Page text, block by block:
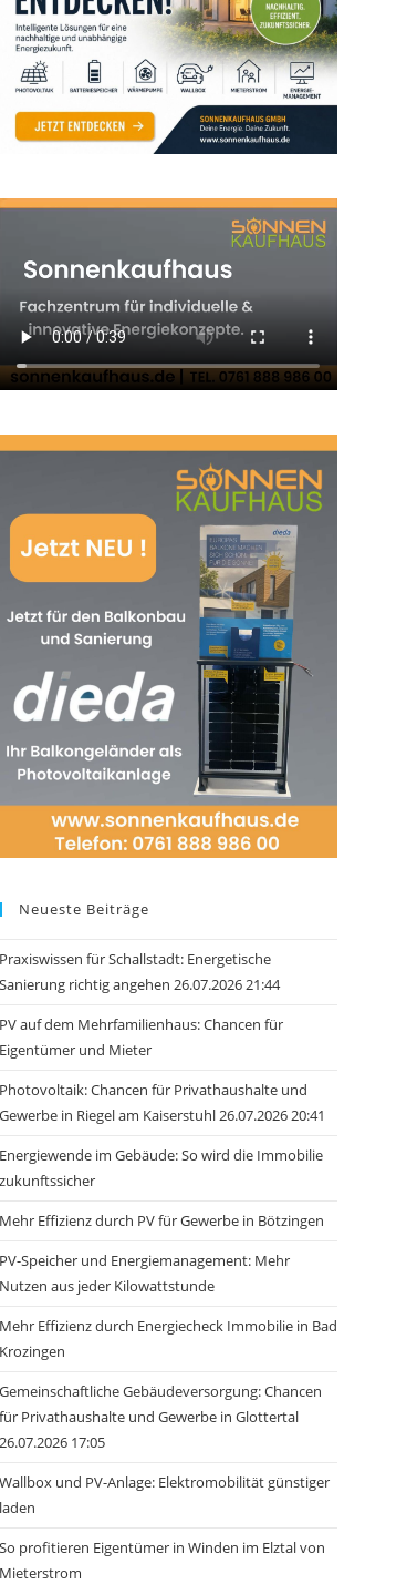
Neueste Beiträge
Praxiswissen für Schallstadt: Energetische
Sanierung richtig angehen 26.07.2026 21:44
PV auf dem Mehrfamilienhaus: Chancen für
Eigentümer und Mieter
Photovoltaik: Chancen für Privathaushalte und
Gewerbe in Riegel am Kaiserstuhl 26.07.2026 20:41
Energiewende im Gebäude: So wird die Immobilie
zukunftssicher
Mehr Effizienz durch PV für Gewerbe in Bötzingen
PV-Speicher und Energiemanagement: Mehr
Nutzen aus jeder Kilowattstunde
Mehr Effizienz durch Energiecheck Immobilie in Bad
Krozingen
Gemeinschaftliche Gebäudeversorgung: Chancen
für Privathaushalte und Gewerbe in Glottertal
26.07.2026 17:05
Wallbox und PV-Anlage: Elektromobilität günstiger
laden
So profitieren Eigentümer in Winden im Elztal von
Mieterstrom